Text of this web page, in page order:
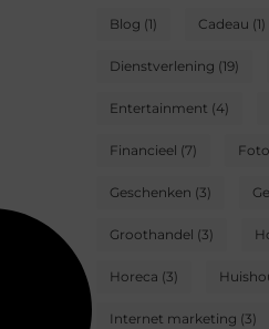
Blog (1) Cadeau (1)
Dienstverlening (19)
Entertainment (4)
Financieel (7)
Geschenken (3)
Groothandel (3)
Horeca (3)
Internet marketing (3)